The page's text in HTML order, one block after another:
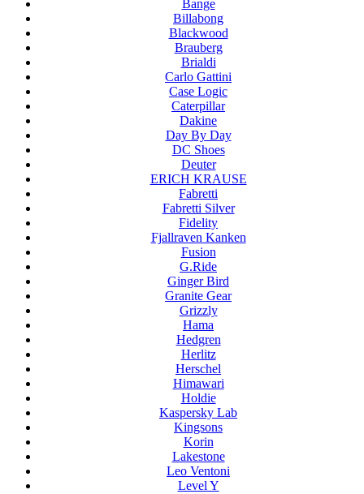
Bange
Billabong
Blackwood
Brauberg
Brialdi
Carlo Gattini
Case Logic
Caterpillar
Dakine
Day By Day
DC Shoes
Deuter
ERICH KRAUSE
Fabretti
Fabretti Silver
Fidelity
Fjallraven Kanken
Fusion
G.Ride
Ginger Bird
Granite Gear
Grizzly
Hama
Hedgren
Herlitz
Herschel
Himawari
Holdie
Kaspersky Lab
Kingsons
Korin
Lakestone
Leo Ventoni
Level Y